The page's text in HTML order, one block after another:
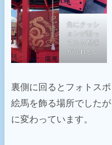
角にクッシ
ョンが貼っ
てある配慮
がうれしい
裏側に回るとフォトス
絵馬を飾る場所でした
に変わっています。